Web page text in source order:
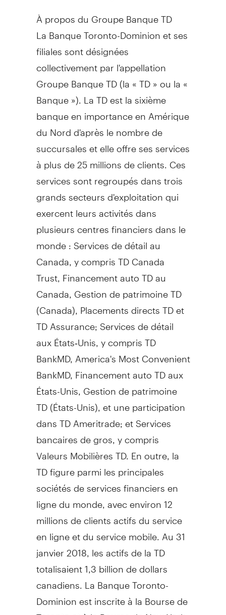
À propos du Groupe Banque TD
La Banque Toronto-Dominion et ses
filiales sont désignées
collectivement par l'appellation
Groupe Banque TD (la « TD » ou la «
Banque »). La TD est la sixième
banque en importance en Amérique
du Nord d'après le nombre de
succursales et elle offre ses services
à plus de 25 millions de clients. Ces
services sont regroupés dans trois
grands secteurs d'exploitation qui
exercent leurs activités dans
plusieurs centres financiers dans le
monde : Services de détail au
Canada , y compris TD Canada
Trust, Financement auto TD au
Canada Gestion depatrimoine TD
(Canada), Placements directs TD et
TD Assurance; Services de détail
aux États‑Unis, y compris TD
BankMD, America's Most Convenient
BankMD, Financement auto TD aux
États-Unis, Gestion depatrimoine
TD (États-Unis), et une participation
dans TD Ameritrade; et Services
bancaires de gros, y compris
Valeurs Mobilières TD. En outre, la
TD figure parmi les principales
sociétés de services financiers en
ligne du monde, avec environ 12
millions de clients actifs du service
en ligne et du service mobile. Au 31
janvier 2018, les actifs de la TD
totalisaient 1,3 billion de dollars
canadiens. La Banque Toronto-
Dominion est inscrite à la Bourse de